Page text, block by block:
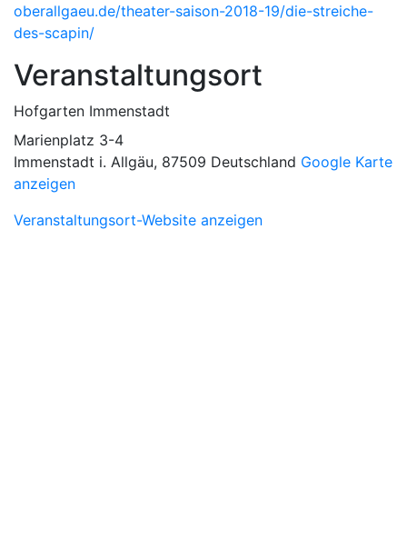
oberallgaeu.de/theater-saison-2018-19/die-streiche-
des-scapin/
Veranstaltungsort
Hofgarten Immenstadt
Marienplatz 3-4
Immenstadt i. Allgäu, 87509 Deutschland Google Karte
anzeigen
Veranstaltungsort-Website anzeigen